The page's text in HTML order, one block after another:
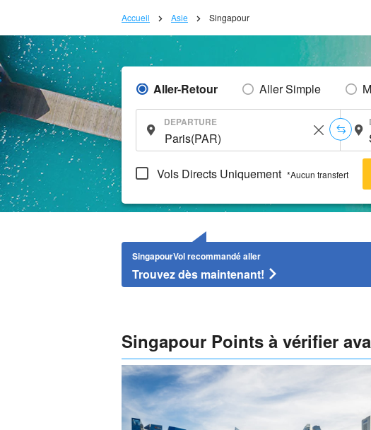
Accueil Asie Singapour
Aller-Retour Aller Simple
DEPARTURE
Vols Directs Uniquement *Aucun transfert
SingapourVol recommandé aller
Trouvez dès maintenant!
Singapour Points à vérifier